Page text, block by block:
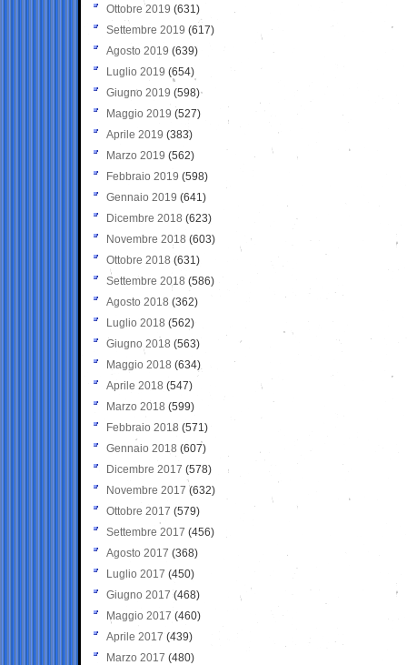
Ottobre 2019 (631)
Settembre 2019 (617)
Agosto 2019 (639)
Luglio 2019 (654)
Giugno 2019 (598)
Maggio 2019 (527)
Aprile 2019 (383)
Marzo 2019 (562)
Febbraio 2019 (598)
Gennaio 2019 (641)
Dicembre 2018 (623)
Novembre 2018 (603)
Ottobre 2018 (631)
Settembre 2018 (586)
Agosto 2018 (362)
Luglio 2018 (562)
Giugno 2018 (563)
Maggio 2018 (634)
Aprile 2018 (547)
Marzo 2018 (599)
Febbraio 2018 (571)
Gennaio 2018 (607)
Dicembre 2017 (578)
Novembre 2017 (632)
Ottobre 2017 (579)
Settembre 2017 (456)
Agosto 2017 (368)
Luglio 2017 (450)
Giugno 2017 (468)
Maggio 2017 (460)
Aprile 2017 (439)
Marzo 2017 (480)